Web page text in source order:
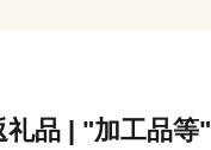
ています。
礼品 | "加工品等"